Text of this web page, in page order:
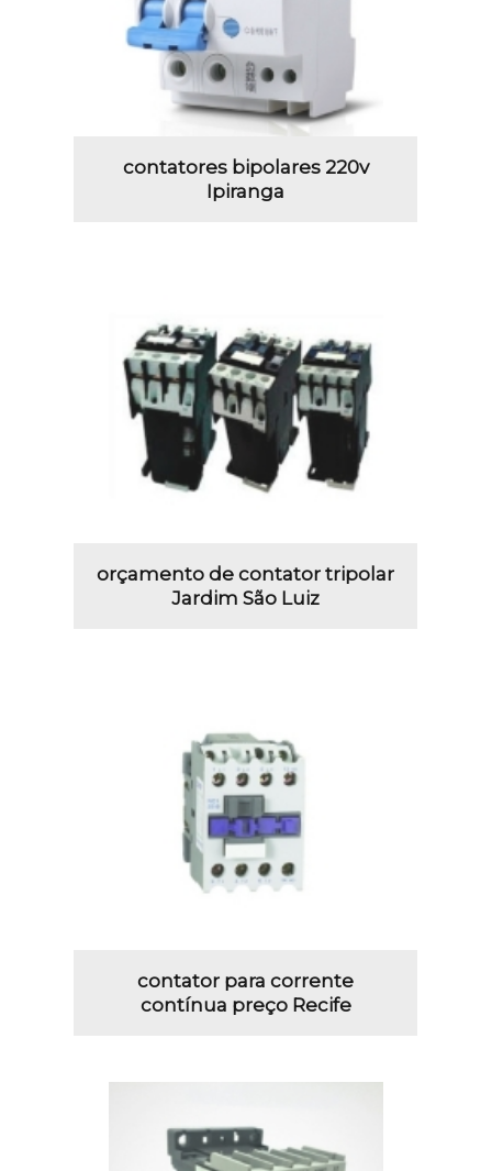
contatores bipolares 220v
Ipiranga
orçamento de contator tripolar
Jardim São Luiz
contator para corrente
contínua preço Recife